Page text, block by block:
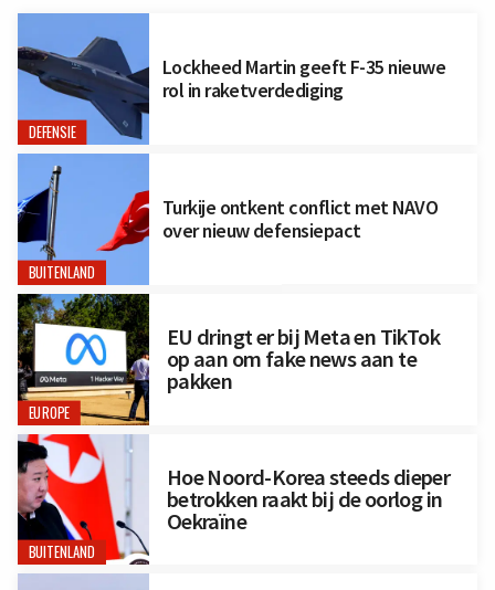
DEFENSIE
Lockheed Martin geeft F-35 nieuwe
rol in raketverdediging
BUITENLAND
Turkije ontkent conflict met NAVO
over nieuw defensiepact
EUROPE
EU dringt er bij Meta en TikTok
op aan om fake news aan te
pakken
BUITENLAND
Hoe Noord-Korea steeds dieper
betrokken raakt bij de oorlog in
Oekraïne